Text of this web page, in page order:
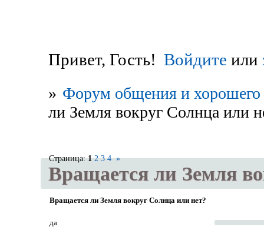
Привет, Гость! Войдите или
» Форум общения и хорошего
ли Земля вокруг Солнца или
Вращается ли Земля
Страница:1 2 3 4 »
Вращается ли Земля вокруг Солнца или нет?
да